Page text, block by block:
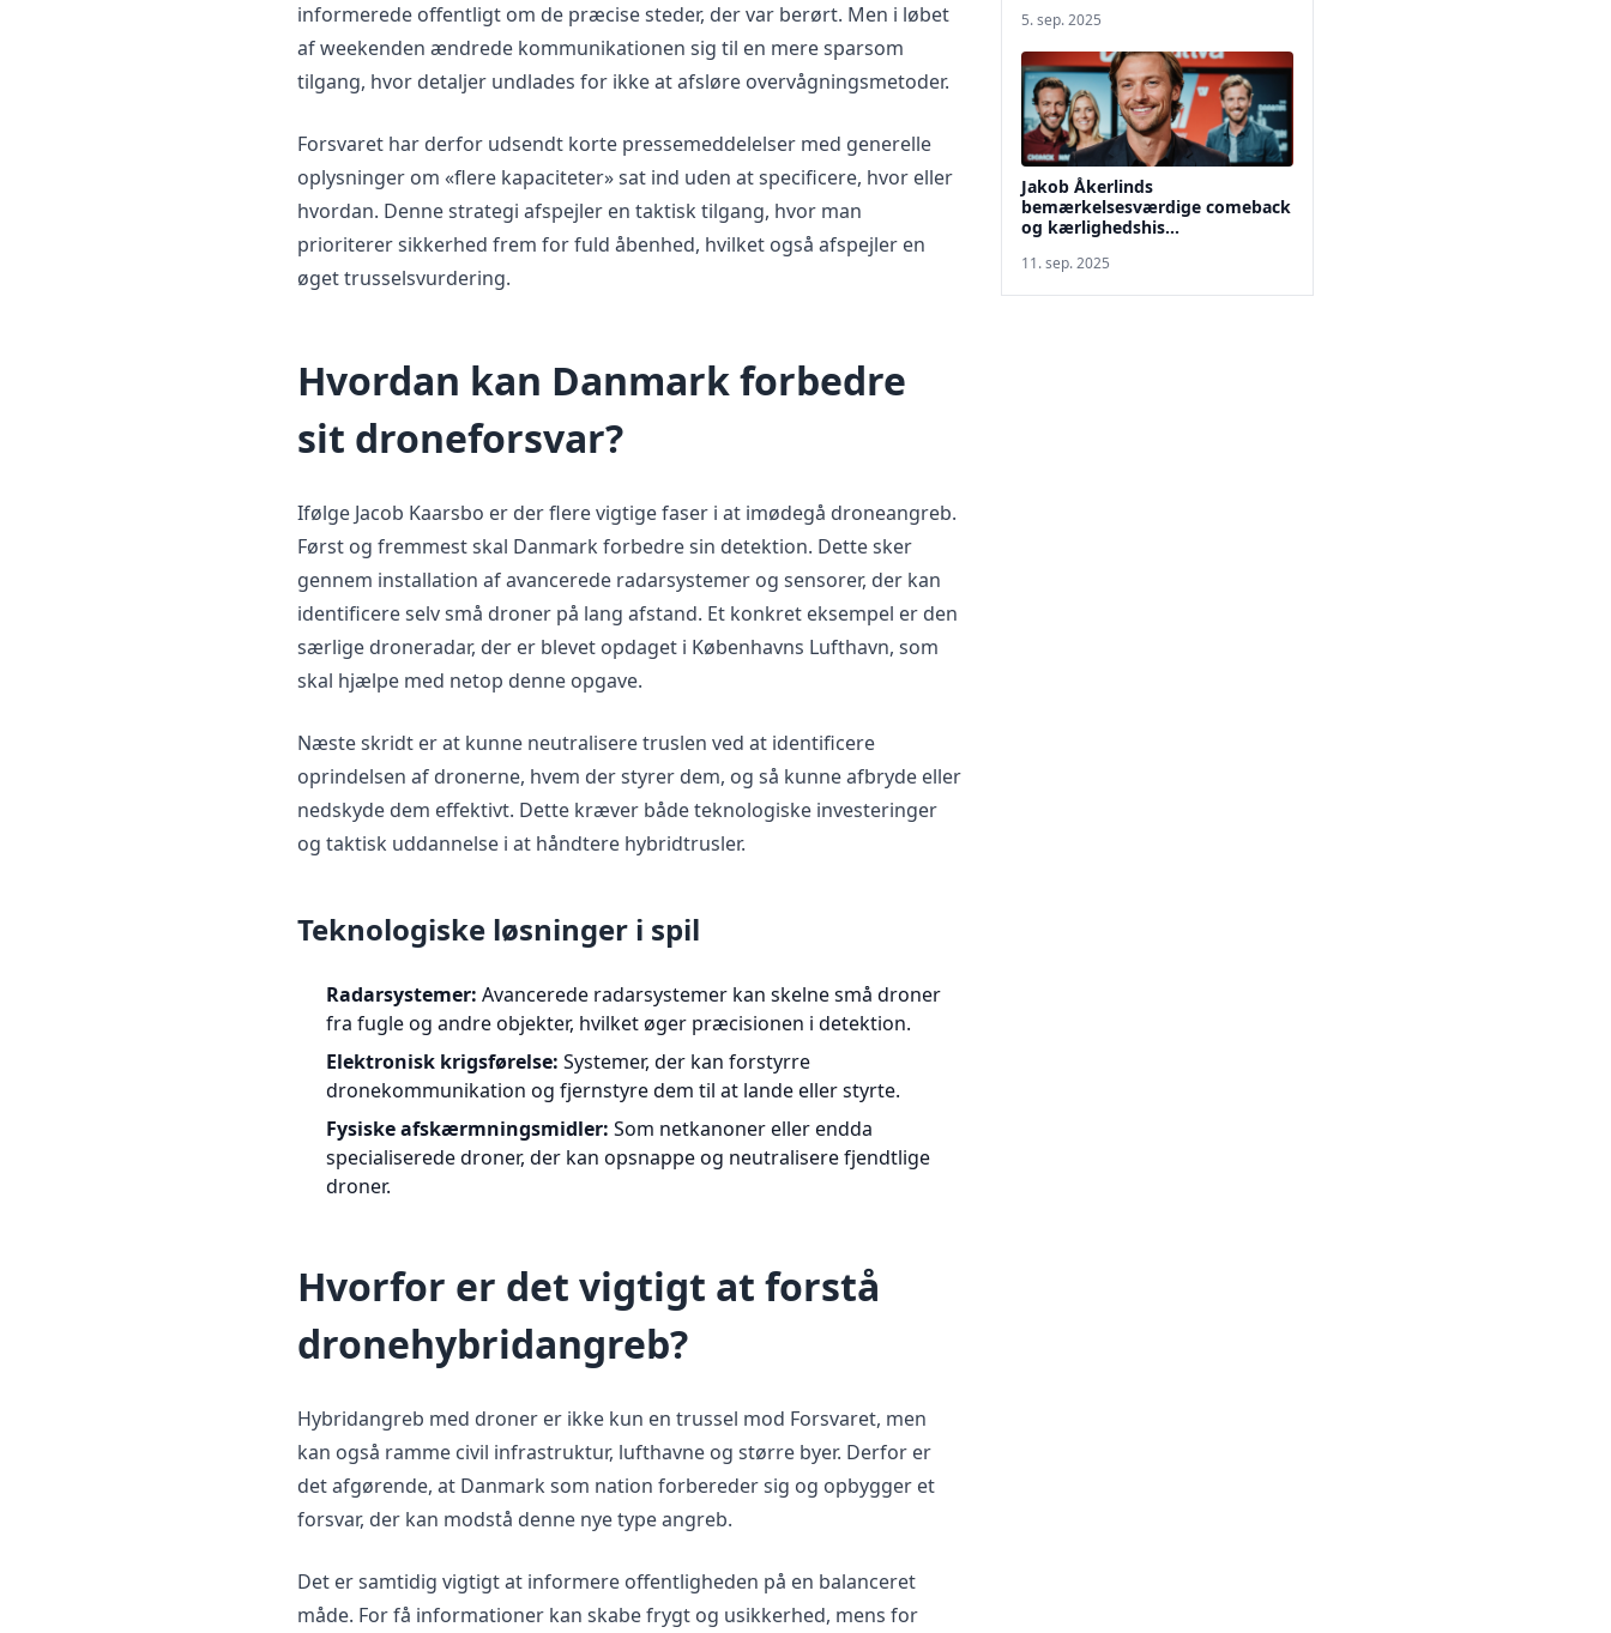
informerede offentligt om de præcise steder, der var berørt. Men i løbet
af weekenden ændrede kommunikationen sig til en mere sparsom
tilgang, hvor detaljer undlades for ikke at afsløre overvågningsmetoder.
Forsvaret har derfor udsendt korte pressemeddelelser med generelle
oplysninger om «flere kapaciteter» sat ind uden at specificere, hvor eller
hvordan. Denne strategi afspejler en taktisk tilgang, hvor man
prioriterer sikkerhed frem for fuld åbenhed, hvilket også afspejler en
øget trusselsvurdering.
Hvordan kan Danmark forbedre
sit droneforsvar?
Ifølge Jacob Kaarsbo er der flere vigtige faser i at imødegå droneangreb.
Først og fremmest skal Danmark forbedre sin detektion. Dette sker
gennem installation af avancerede radarsystemer og sensorer, der kan
identificere selv små droner på lang afstand. Et konkret eksempel er den
særlige droneradar, der er blevet opdaget i Københavns Lufthavn, som
skal hjælpe med netop denne opgave.
Næste skridt er at kunne neutralisere truslen ved at identificere
oprindelsen af dronerne, hvem der styrer dem, og så kunne afbryde eller
nedskyde dem effektivt. Dette kræver både teknologiske investeringer
og taktisk uddannelse i at håndtere hybridtrusler.
Teknologiske løsninger i spil
Radarsystemer: Avancerede radarsystemer kan skelne små droner
fra fugle og andre objekter, hvilket øger præcisionen i detektion.
Elektronisk krigsførelse: Systemer, der kan forstyrre
dronekommunikation og fjernstyre dem til at lande eller styrte.
Fysiske afskærmningsmidler: Som netkanoner eller endda
specialiserede droner, der kan opsnappe og neutralisere fjendtlige
droner.
Hvorfor er det vigtigt at forstå
dronehybridangreb?
Hybridangreb med droner er ikke kun en trussel mod Forsvaret, men
kan også ramme civil infrastruktur, lufthavne og større byer. Derfor er
det afgørende, at Danmark som nation forbereder sig og opbygger et
forsvar, der kan modstå denne nye type angreb.
Det er samtidig vigtigt at informere offentligheden på en balanceret
måde. For få informationer kan skabe frygt og usikkerhed, mens for
5. sep. 2025
Jakob Åkerlinds
bemærkelsesværdige comeback
og kærlighedshis...
11. sep. 2025